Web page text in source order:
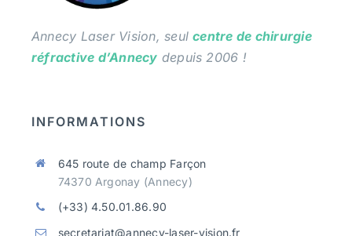
Annecy Laser Vision, seulcentre de chirurgie
réfractive d’Annecy depuis 2006 !
INFORMATIONS
645 route de champ Farçon
74370 Argonay (Annecy)
(+33) 4.50.01.86.90
secretariat@annecy-laser-vision.fr